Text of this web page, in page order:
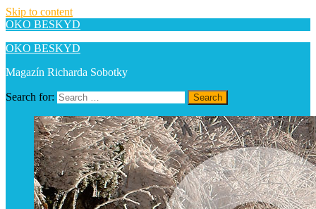
Skip to content
OKO BESKYD
OKO BESKYD
Magazín Richarda Sobotky
Search for: Search